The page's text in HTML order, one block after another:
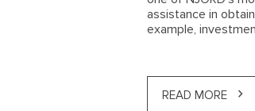
assistance in
example,
READ MORE